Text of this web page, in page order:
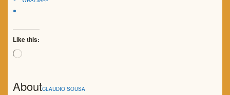
Like this:
Loading…
AboutCLAUDIO SOUSA